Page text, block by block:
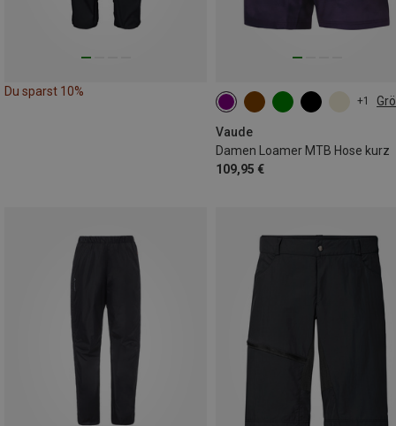
Du sparst 10%
+1
Vaude
Damen Loamer MTB Hose kurz
109,95 €
XS S M XL